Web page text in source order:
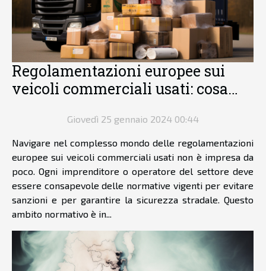
Regolamentazioni europee sui
veicoli commerciali usati: cosa
Giovedì 25 gennaio 2024 00:44
Navigare nel complesso mondo delle regolamentazioni
europee sui veicoli commerciali usati non è impresa da
poco. Ogni imprenditore o operatore del settore deve
essere consapevole delle normative vigenti per evitare
sanzioni e per garantire la sicurezza stradale. Questo
ambito normativo è in...